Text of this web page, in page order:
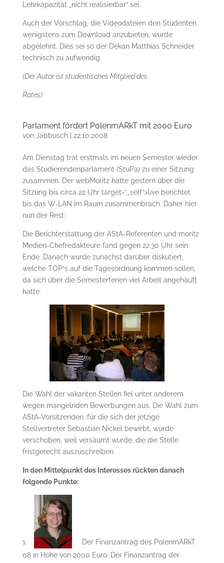
Lehrkapazität „nicht realisierbar“ sei.
Auch der Vorschlag, die Videodateien den Studenten
wenigstens zum Download anzubieten, wurde
abgelehnt. Dies sei so der Dekan Matthias Schneider
technisch zu aufwendig.
(Der Autor ist studentisches Mitglied des
Rates)
Parlament fördert PolenmARkT mit 2000 Euro
von Jabbusch| 22.10.2008
Am Dienstag trat erstmals im neuen Semester wieder
das Studierendenparlament (StuPa) zu einer Sitzung
zusammen. Der webMoritz hatte gestern über die
Sitzung bis circa 22 Uhr target=“_self“>live berichtet
bis das W-LAN im Raum zusammenbrach. Daher hier
nun der Rest:
Die Berichterstattung der AStA-Referenten und moritz
Medien-Chefredakteure fand gegen 22.30 Uhr sein
Ende. Danach wurde zunächst darüber diskutiert,
welche TOP“s auf die Tagesordnung kommen sollen,
da sich über die Semesterferien viel Arbeit angehäuft
hatte.
Die Wahl der vakanten Stellen fiel unter anderem
wegen mangelnden Bewerbungen aus. Die Wahl zum
AStA-Vorsitzenden, für die sich der jetzige
Stellvertreter Sebastian Nickel bewirbt, wurde
verschoben, weil versäumt wurde, die die Stelle
fristgerecht auszuschreiben.
In den Mittelpunkt des Interesses rückten danach
folgende Punkte:
Der Finanzantrag des PolenmARkT
08 in Höhe von 2000 Euro: Der Finanzantrag der